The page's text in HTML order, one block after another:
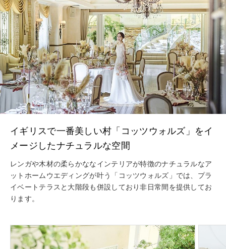
イギリスで一番美しい村「コッツウォルズ」をイ
メージしたナチュラルな空間
レンガや木材の柔らかななインテリアが特徴のナチュラルなア
ットホームウエディングが叶う「コッツウォルズ」では、プラ
イベートテラスと大階段も併設しており非日常間を提供してお
ります。